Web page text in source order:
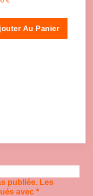
Au Panier
publiée. Les
avec *